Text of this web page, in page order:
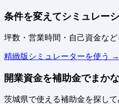
条件を変えてシミュレー
坪数・営業時間・自己資金など
精緻版シミュレーターを使う →
開業資金を補助金でまか
茨城県で使える補助金を探して